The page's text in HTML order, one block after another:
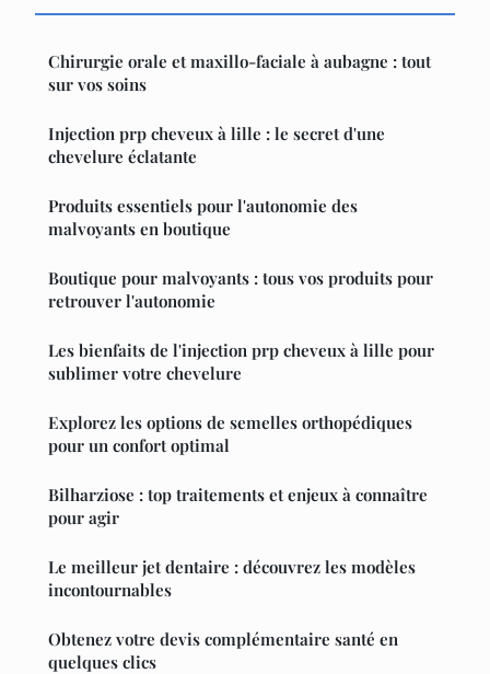
Chirurgie orale et maxillo-faciale à aubagne : tout
sur vos soins
Injection prp cheveux à lille : le secret d'une
chevelure éclatante
Produits essentiels pour l'autonomie des
malvoyants en boutique
Boutique pour malvoyants : tous vos produits pour
retrouver l'autonomie
Les bienfaits de l'injection prp cheveux à lille pour
sublimer votre chevelure
Explorez les options de semelles orthopédiques
pour un confort optimal
Bilharziose : top traitements et enjeux à connaître
pour agir
Le meilleur jet dentaire : découvrez les modèles
incontournables
Obtenez votre devis complémentaire santé en
quelques clics